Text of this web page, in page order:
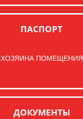
ПАСПОРТ
ХОЗЯИНА ПОМЕЩЕНИЯ
ДОКУМЕНТЫ